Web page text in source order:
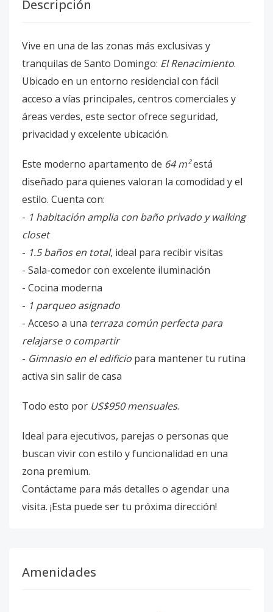
Descripción
Vive en una de las zonas más exclusivas y
tranquilas de Santo Domingo: El Renacimiento.
Ubicado en un entorno residencial con fácil
acceso a vías principales, centros comerciales y
áreas verdes, este sector ofrece seguridad,
privacidad y excelente ubicación.
Este moderno apartamento de 64 m²está
diseñado para quienes valoran la comodidad y el
estilo. Cuenta con:
- 1 habitación amplia con baño privado y walking
closet
- 1.5 baños en total, ideal para recibir visitas
- Sala-comedor con excelente iluminación
- Cocina moderna
- 1 parqueo asignado
- Acceso a una terraza común perfecta para
relajarse o compartir
- Gimnasio en el edificio para mantener tu rutina
activa sin salir de casa
Todo esto por US$950 mensuales.
Ideal para ejecutivos, parejas o personas que
buscan vivir con estilo y funcionalidad en una
zona premium.
Contáctame para más detalles o agendar una
visita. ¡Esta puede ser tu próxima dirección!
Amenidades